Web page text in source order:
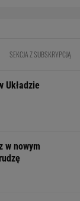
SEKCJA Z SUBSKRYPCJĄ
Układzie
w nowym